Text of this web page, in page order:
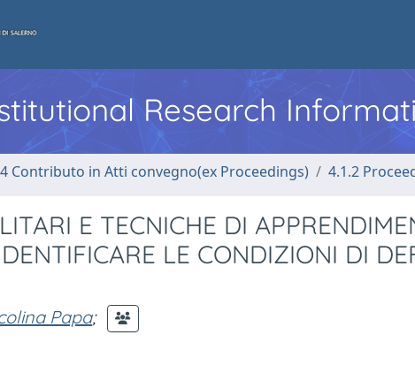
Research
4 Contributo in Atti convegno(ex Proceedings) 4.1.2
E TECNICHE DI
LE CONDIZIONI DI
Papa;